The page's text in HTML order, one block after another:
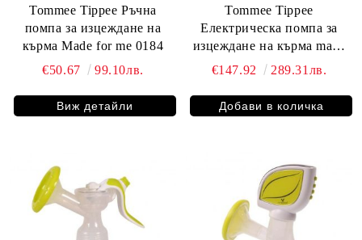
Tommee Tippee Ръчна
помпа за изцеждане на
кърма Made for me 0184
€50.67
99.10лв.
Виж детайли
Tommee Tippee
Електрическа помпа за
изцеждане на кърма made
for me 0185
€147.92 289.31лв.